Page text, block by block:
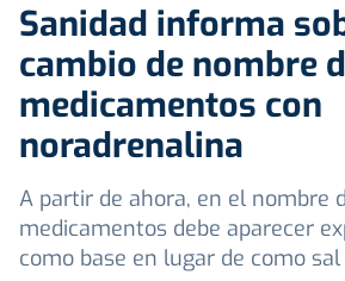
Sanidad informa
cambio de nombre
medicamentos con
noradrenalina
A partir de ahora, en el nombre
medicamentos debe aparecer
como base en lugar de como sal